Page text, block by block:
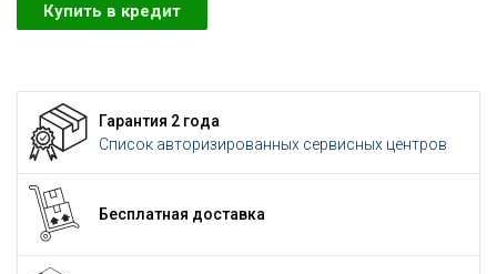
Купить в кредит
Гарантия 2 года
Список авторизированных сервисных центров
Бесплатная доставка